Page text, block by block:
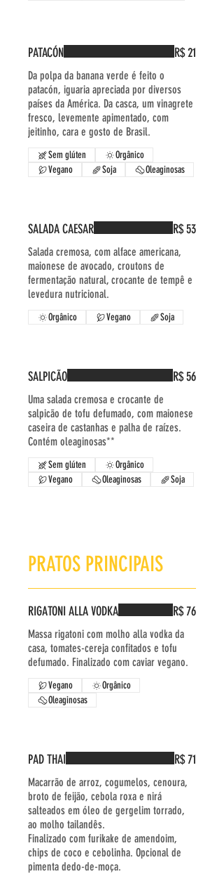
PATACÓN
Da polpa da banana verde é feito o
patacón, iguaria apreciada por diversos
países da América. Da casca, um vinagrete
fresco, levemente apimentado, com
jeitinho, cara e gosto de Brasil.
R$ 21
Sem glúten
Orgânico
Vegano
Soja Oleaginosas
SALADA CAESAR
Salada cremosa, com alface americana,
maionese de avocado, croutons de
fermentação natural, crocante de tempê e
levedura nutricional.
R$ 53
Orgânico Vegano Soja
SALPICÃO
Uma salada cremosa e crocante de
salpicão de tofu defumado, com maionese
caseira de castanhas e palha de raízes.
Contém oleaginosas**
R$ 56
Sem glúten
Orgânico
Vegano
Oleaginosas Soja
PRATOS PRINCIPAIS
RIGATONI ALLA VODKA
Massa rigatoni com molho alla vodka da
casa, tomates-cereja confitados e tofu
defumado. Finalizado com caviar vegano.
R$ 76
Vegano
Orgânico
Oleaginosas
PAD THAI
Macarrão de arroz, cogumelos, cenoura,
broto de feijão, cebola roxa e nirá
salteados em óleo de gergelim torrado,
ao molho tailandês.
Finalizado com furikake de amendoim,
chips de coco e cebolinha. Opcional de
pimenta dedo-de-moça.
R$ 71